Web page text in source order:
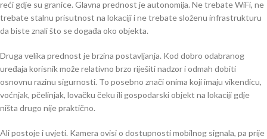
reći gdje su granice. Glavna prednost je autonomija. Ne trebate WiFi, ne
trebate stalnu prisutnost na lokaciji i ne trebate složenu infrastrukturu
da biste znali što se događa oko objekta.
Druga velika prednost je brzina postavljanja. Kod dobro odabranog
uređaja korisnik može relativno brzo riješiti nadzor i odmah dobiti
osnovnu razinu sigurnosti. To posebno znači onima koji imaju vikendicu,
voćnjak, pčelinjak, lovačku čeku ili gospodarski objekt na lokaciji gdje
ništa drugo nije praktično.
Ali postoje i uvjeti. Kamera ovisi o dostupnosti mobilnog signala, pa prije